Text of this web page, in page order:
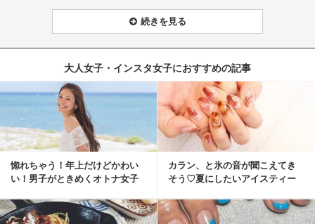
続きを見る
大人女子・インスタ女子におすすめの記事
惚れちゃう！年上だけどかわい
い！男子がときめくオトナ女子
カラン、と氷の音が聞こえてき
そう♡夏にしたいアイスティー